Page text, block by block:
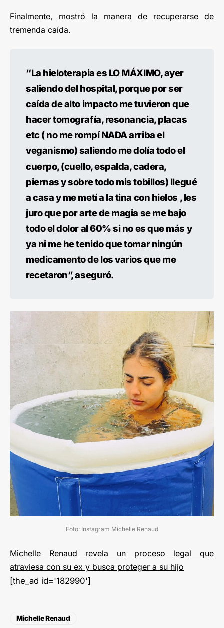
Finalmente, mostró la manera de recuperarse de
tremenda caída.
“La hieloterapia es LO MÁXIMO, ayer
saliendo del hospital, porque por ser
caída de alto impacto me tuvieron que
hacer tomografía, resonancia, placas
etc ( no me rompí NADA arriba el
veganismo) saliendo me dolía todo el
cuerpo, (cuello, espalda, cadera,
piernas y sobre todo mis tobillos) llegué
a casa y me metí a la tina con hielos , les
juro que por arte de magia se me bajo
todo el dolor al 60% si no es que más y
ya ni me he tenido que tomar ningún
medicamento de los varios que me
recetaron”, aseguró.
Foto: Instagram Michelle Renaud
Michelle Renaud revela un proceso legal que
atraviesa con su ex y busca proteger a su hijo
[the_ad id='182990']
Michelle Renaud